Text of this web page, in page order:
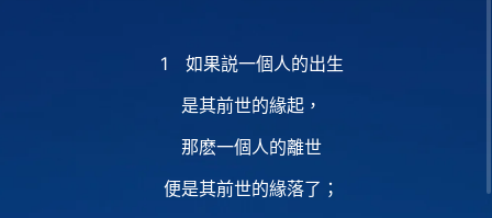
1 如果説一個人的出生
是其前世的緣起，
那麽一個人的離世
便是其前世的緣落了；